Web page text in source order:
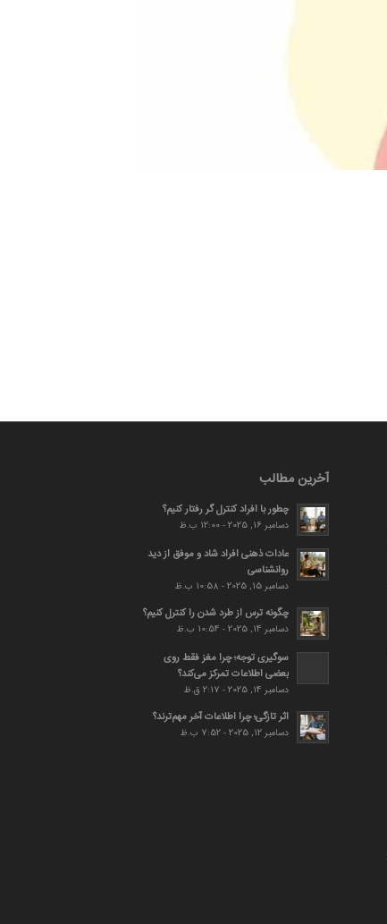
آخرین مطالب
چطور با افراد کنترل گر رفتار کنیم؟
دسامبر 16, 2025 - 12:00 ب.ظ
عادات ذهنی افراد شاد و موفق از دید
روانشناسی
دسامبر 15, 2025 - 10:58 ب.ظ
چگونه ترس از طرد شدن را کنترل کنیم؟
دسامبر 14, 2025 - 10:54 ب.ظ
سوگیری توجه؛ چرا مغز فقط روی
بعضی اطلاعات تمرکز می‌کند؟
دسامبر 14, 2025 - 2:17 ق.ظ
اثر تازگی؛ چرا اطلاعات آخر مهم‌ترند؟
دسامبر 12, 2025 - 7:52 ب.ظ